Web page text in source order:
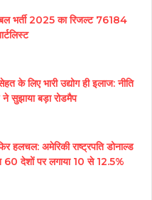
भर्ती 2025 का रिजल्ट 76184
के लिए भारी उद्योग ही इलाज: नीत‌ि
सुझाया बड़ा रोडमैप
हलचल: अमेरिकी राष्ट्रपति डोनाल्ड
60 देशों पर लगाया 10 से 12.5%